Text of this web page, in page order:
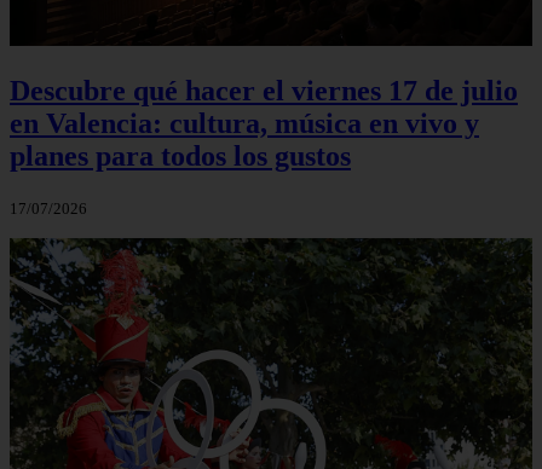
Descubre qué hacer el viernes 17 de julio
en Valencia: cultura, música en vivo y
planes para todos los gustos
17/07/2026